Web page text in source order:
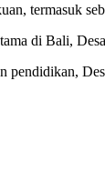
termasuk
di Bali,